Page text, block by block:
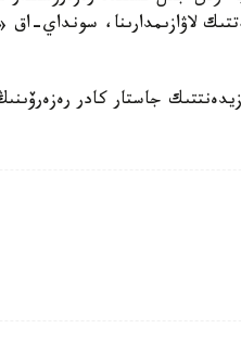
لاۋازىمدارىنا، سونداي-اق